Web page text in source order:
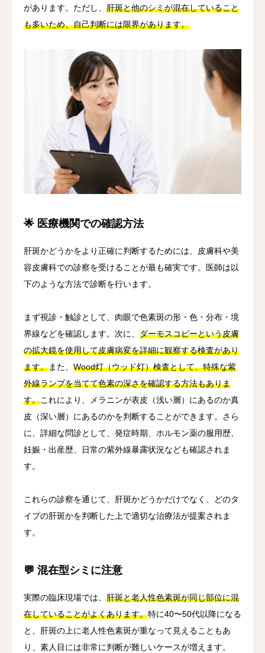
があります。ただし、 肝斑と他のシミが混在していること
も多いため、自己判断には限界があります。
🌟 医療機関での確認方法
肝斑かどうかをより正確に判断するためには、皮膚科や美
容皮膚科での診察を受けることが最も確実です。医師は以
下のような方法で診断を行います。
まず視診・触診として、肉眼で色素斑の形・色・分布・境
界線などを確認します。次に、 ダーモスコピーという皮膚
の拡大鏡を使用して皮膚病変を詳細に観察する検査があり
ます。また、 Wood灯（ウッド灯）検査として、特殊な紫
外線ランプを当てて色素の深さを確認する方法もありま
す。これにより、メラニンが表皮（浅い層）にあるのか真
皮（深い層）にあるのかを判断することができます。さら
に、詳細な問診として、発症時期、ホルモン薬の服用歴、
妊娠・出産歴、日常の紫外線暴露状況なども確認されま
す。
これらの診察を通じて、肝斑かどうかだけでなく、どのタ
イプの肝斑かを判断した上で適切な治療法が提案されま
す。
💬 混在型シミに注意
実際の臨床現場では、 肝斑と老人性色素斑が同じ部位に混
在していることがよくあります。特に40〜50代以降になる
と、肝斑の上に老人性色素斑が重なって見えることもあ
り、素人目には非常に判断が難しいケースが増えます。